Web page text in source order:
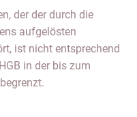
der der durch die
aufgelösten
ist nicht entsprechend
in der bis zum